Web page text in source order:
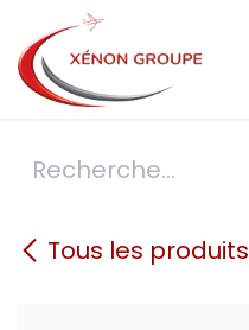
Se rendre au contenu
Tous les produits